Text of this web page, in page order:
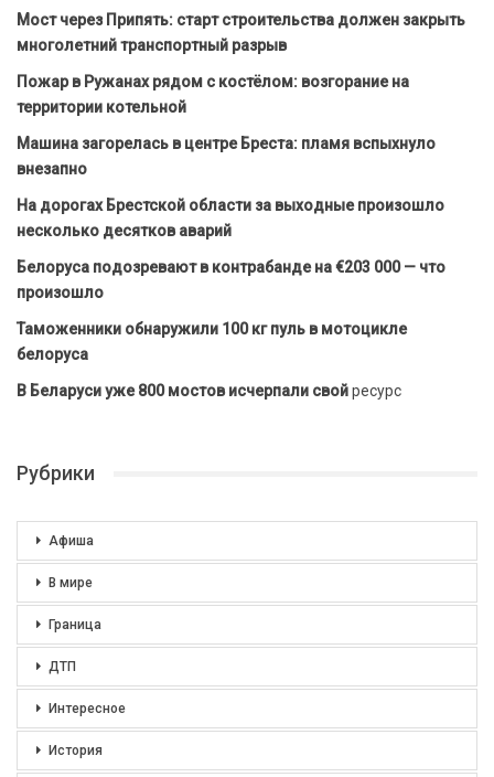
Мост через Припять: старт строительства должен закрыть
многолетний транспортный разрыв
Пожар в Ружанах рядом с костёлом: возгорание на
территории котельной
Машина загорелась в центре Бреста: пламя вспыхнуло
внезапно
На дорогах Брестской области за выходные произошло
несколько десятков аварий
Белоруса подозревают в контрабанде на €203 000 — что
произошло
Таможенники обнаружили 100 кг пуль в мотоцикле
белоруса
В Беларуси уже 800 мостов исчерпали свойресурс
Рубрики
Афиша
В мире
Граница
ДТП
Интересное
История